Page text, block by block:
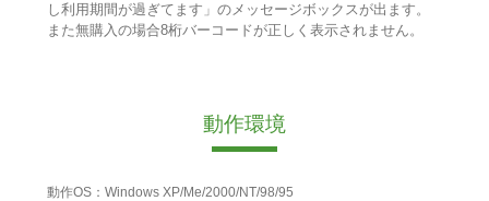
し利用期間が過ぎてます」のメッセージボックスが出ます。
また無購入の場合8桁バーコードが正しく表示されません。
動作環境
動作OS：Windows XP/Me/2000/NT/98/95